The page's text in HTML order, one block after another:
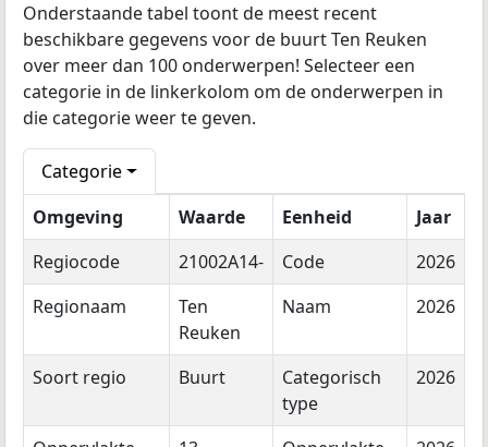
Onderstaande tabel toont de meest recent
beschikbare gegevens voor de buurt Ten Reuken
over meer dan 100 onderwerpen! Selecteer een
categorie in de linkerkolom om de onderwerpen in
die categorie weer te geven.
Categorie
Omgeving
Waarde Eenheid
Jaar
Regiocode
21002A14- Code
2026
Regionaam
Ten
Reuken
Naam 2026
Soort regio Buurt
Categorisch
type
2026